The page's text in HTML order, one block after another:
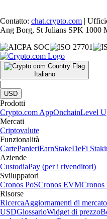
Contatto: chat.crypto.com |
Ang Borg, St Julians SPK 1000
Italiano
|
USD
Prodotti
Crypto.com AppOnchainLevel
Mercati
Criptovalute
Funzionalità
CartePanieriEarnStakeDeFi
Aziende
CustodiaPay (per i rivenditori)
Sviluppatori
Cronos PoSCronos EVM
Risorse
RicercaAggiornamenti di mercato
USDGlossarioWidget di prezzo